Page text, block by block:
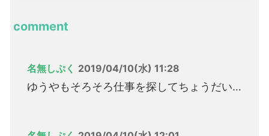
comment
名無しぷく 2019/04/10(水) 11:28
ゆうやもそろそろ仕事を探してちょうだい…